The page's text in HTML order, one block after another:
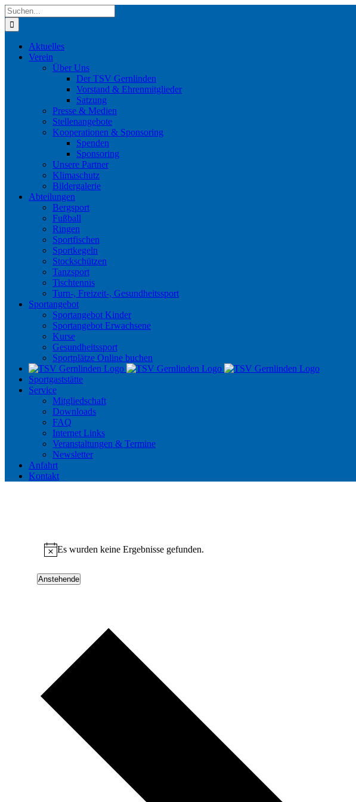
Zum
Inhalt
springen
Suche
nach:
Aktuelles
Verein
Über Uns
Der TSV Gernlinden
Vorstand & Ehrenmitglieder
Satzung
Presse & Medien
Stellenangebote
Kooperationen & Sponsoring
Spenden
Sponsoring
Unsere Partner
Klimaschutz
Bildergalerie
Abteilungen
Bergsport
Fußball
Ringen
Sportfischen
Sportkegeln
Stockschützen
Tanzsport
Tischtennis
Turn-, Freizeit-, Gesundheitssport
Sportangebot
Sportangebot Kinder
Sportangebot Erwachsene
Kurse
Gesundheitssport
Sportplätze Online buchen
Sportgaststätte
Service
Mitgliedschaft
Downloads
FAQ
Internet Links
Veranstaltungen & Termine
Newsletter
Anfahrt
Kontakt
Hinweis
Es wurden keine Ergebnisse gefunden.
Anstehende